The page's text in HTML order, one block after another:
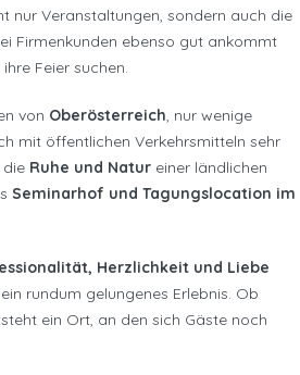
nur Veranstaltungen, sondern auch die
Firmenkunden ebenso gut ankommt
Feier suchen.
von Oberösterreich, nur wenige
mit öffentlichen Verkehrsmitteln sehr
die Ruhe und Natur einer ländlichen
Seminarhof und Tagungslocation im
Herzlichkeit und Liebe
ein rundum gelungenes Erlebnis. Ob
ein Ort, an den sich Gäste noch